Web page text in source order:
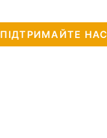
ПІДТРИМАЙТЕ НАС